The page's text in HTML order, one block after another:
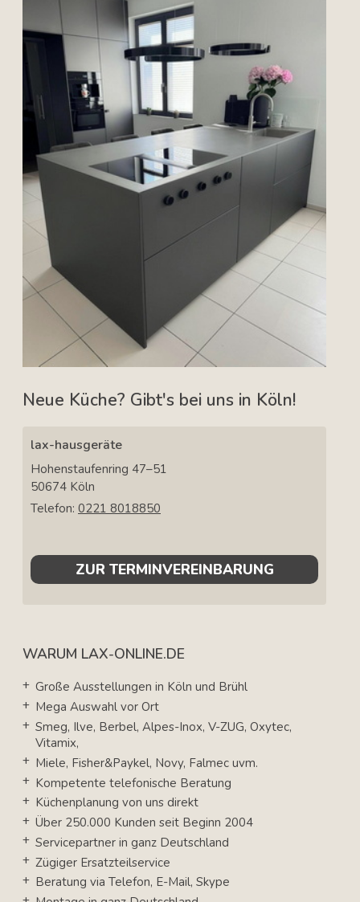
Neue Küche? Gibt's bei uns in Köln!
lax-hausgeräte
Hohenstaufenring 47–51
50674 Köln
Telefon: 0221 8018850
ZUR TERMINVEREINBARUNG
WARUM LAX-ONLINE.DE
Große Ausstellungen in Köln und Brühl
Mega Auswahl vor Ort
Smeg, Ilve, Berbel, Alpes-Inox, V-ZUG, Oxytec,
Vitamix,
Miele, Fisher&Paykel, Novy, Falmec uvm.
Kompetente telefonische Beratung
Küchenplanung von uns direkt
Über 250.000 Kunden seit Beginn 2004
Servicepartner in ganz Deutschland
Zügiger Ersatzteilservice
Beratung via Telefon, E-Mail, Skype